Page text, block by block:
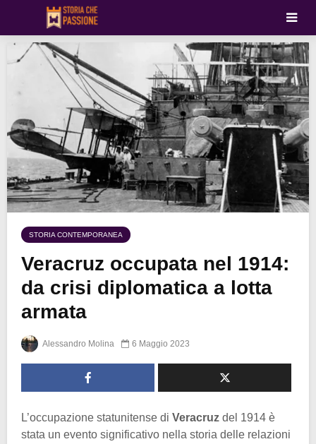
STORIA CONTEMPORANEA
Veracruz occupata nel 1914:
da crisi diplomatica a lotta
armata
Alessandro Molina 6 Maggio 2023
L’occupazione statunitense di Veracruz del 1914 è
stata un evento significativo nella storia delle relazioni